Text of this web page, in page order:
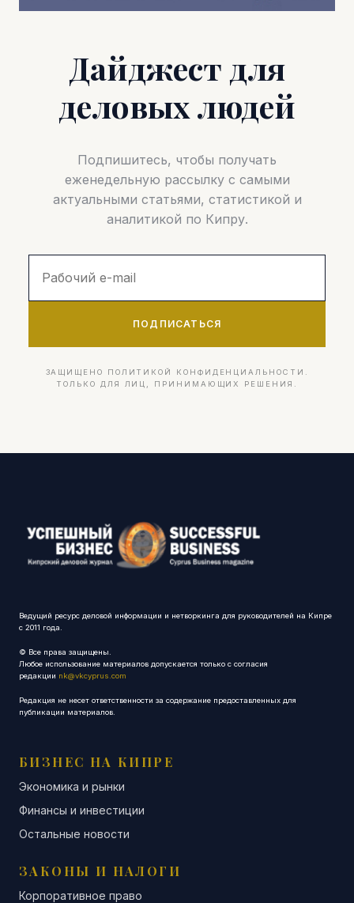
Дайджест для
деловых людей
Подпишитесь, чтобы получать
еженедельную рассылку с самыми
актуальными статьями, статистикой и
аналитикой по Кипру.
ПОДПИСАТЬСЯ
ЗАЩИЩЕНО ПОЛИТИКОЙ КОНФИДЕНЦИАЛЬНОСТИ.
ТОЛЬКО ДЛЯ ЛИЦ, ПРИНИМАЮЩИХ РЕШЕНИЯ.
Ведущий ресурс деловой информации и нетворкинга для руководителей на Кипре
с 2011 года.
© Все права защищены.
Любое использование материалов допускается только с согласия
редакции nk@vkcyprus.com
Редакция не несет ответственности за содержание предоставленных для
публикации материалов.
БИЗНЕС НА КИПРЕ
Экономика и рынки
Финансы и инвестиции
Остальные новости
ЗАКОНЫ И НАЛОГИ
Корпоративное право